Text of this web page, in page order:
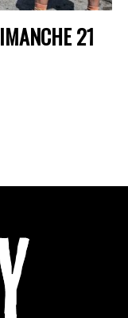
21